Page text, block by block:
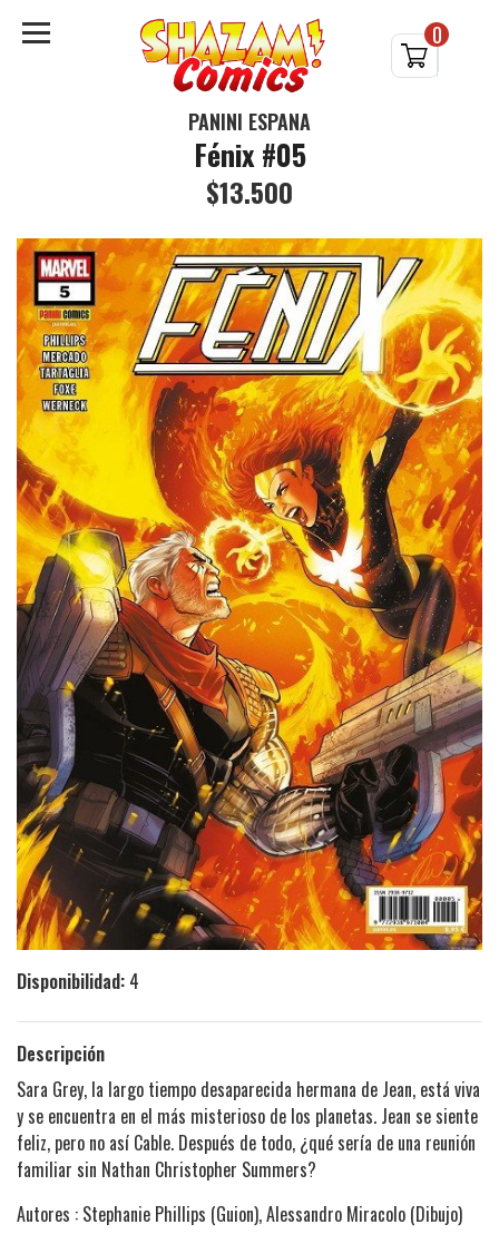
0
PANINI ESPAÑA
Fénix #05
$13.500
Disponibilidad: 4
Descripción
Sara Grey, la largo tiempo desaparecida hermana de Jean, está viva
y se encuentra en el más misterioso de los planetas. Jean se siente
feliz, pero no así Cable. Después de todo, ¿qué sería de una reunión
familiar sin Nathan Christopher Summers?
Autores : Stephanie Phillips (Guion), Alessandro Miracolo (Dibujo)